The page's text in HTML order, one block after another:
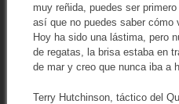
muy reñida, puedes ser
así que no puedes saber cómo
Hoy ha sido una lástima, pero
de regatas, la brisa estaba en
de mar y creo que nunca iba a
Terry Hutchinson, táctico del